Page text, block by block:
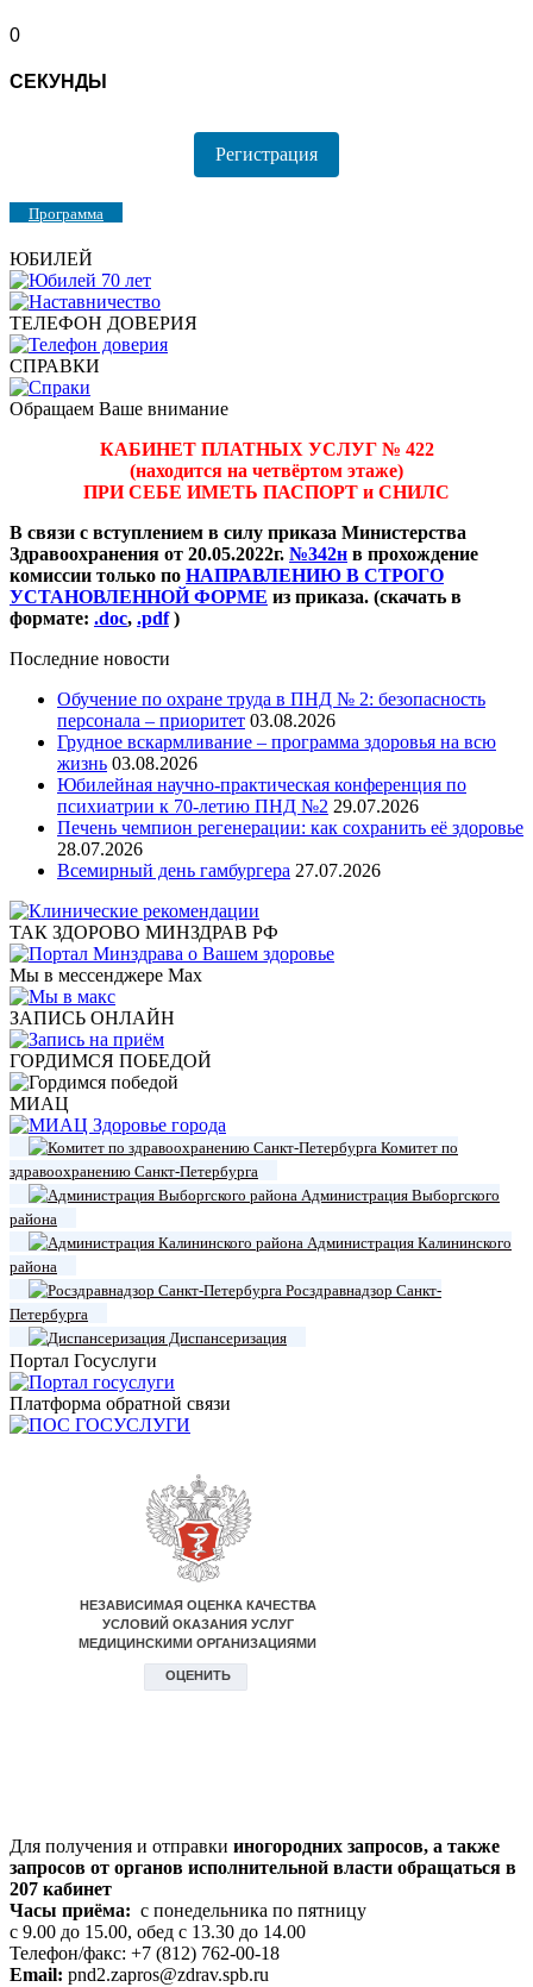
0
СЕКУНДЫ
Регистрация
Программа
ЮБИЛЕЙ
ТЕЛЕФОН ДОВЕРИЯ
СПРАВКИ
Обращаем Ваше внимание
КАБИНЕТ ПЛАТНЫХ УСЛУГ № 422
(находится на четвёртом этаже)
ПРИ СЕБЕ ИМЕТЬ ПАСПОРТ и СНИЛС
В связи с вступлением в силу приказа Министерства
Здравоохранения от 20.05.2022г. №342н в прохождение
комиссии только по НАПРАВЛЕНИЮ В СТРОГО
УСТАНОВЛЕННОЙ ФОРМЕ из приказа. (скачать в
формате: .doc, .pdf)
Последние новости
Обучение по охране труда в ПНД № 2: безопасность
персонала – приоритет 03.08.2026
Грудное вскармливание – программа здоровья на всю
жизнь 03.08.2026
Юбилейная научно-практическая конференция по
психиатрии к 70-летию ПНД №2 29.07.2026
Печень чемпион регенерации: как сохранить её здоровье
28.07.2026
Всемирный день гамбургера 27.07.2026
ТАК ЗДОРОВО МИНЗДРАВ РФ
Мы в мессенджере Max
ЗАПИСЬ ОНЛАЙН
ГОРДИМСЯ ПОБЕДОЙ
МИАЦ
Комитет по
здравоохранению Санкт-Петербурга
Администрация Выборгского
района
Администрация Калининского
района
Росздравнадзор Санкт-
Петербурга
Диспансеризация
Портал Госуслуги
Платформа обратной связи
Для получения и отправки иногородних запросов, а также
запросов от органов исполнительной власти обращаться в
207 кабинет
Часы приёма: с понедельника по пятницу
с 9.00 до 15.00, обед с 13.30 до 14.00
Телефон/факс: +7 (812) 762-00-18
Email: pnd2.zapros@zdrav.spb.ru